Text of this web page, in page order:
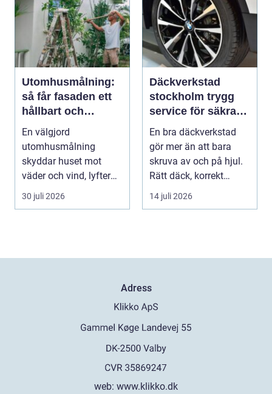
Utomhusmålning:
så får fasaden ett
hållbart och
vackert resultat
En välgjord
utomhusmålning
skyddar huset mot
väder och vind, lyfter
helhetsintrycket...
30 juli 2026
Däckverkstad
stockholm trygg
service för säkra
mil året runt
En bra däckverkstad
gör mer än att bara
skruva av och på hjul.
Rätt däck, korrekt
montering och rege...
14 juli 2026
Adress
web: www.klikko.dk